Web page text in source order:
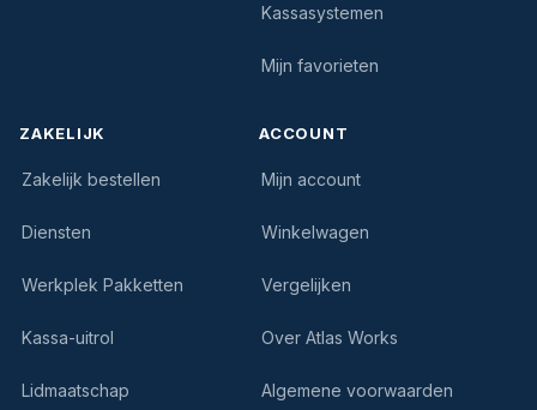
Kassasystemen
Mijn favorieten
ZAKELIJK
Zakelijk bestellen
Diensten
Werkplek Pakketten
Kassa-uitrol
Lidmaatschap
ACCOUNT
Mijn account
Winkelwagen
Vergelijken
Over Atlas Works
Algemene voorwaarden